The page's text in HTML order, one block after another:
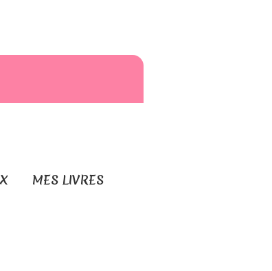
MES LIVRES